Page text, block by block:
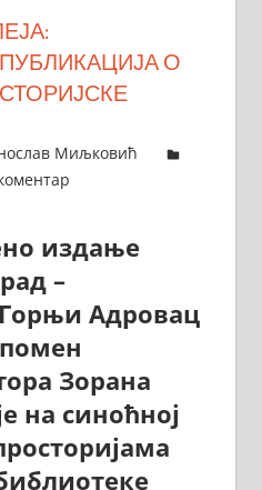
О
Миљковић
издање
–
Адровац
Зорана
на синоћној